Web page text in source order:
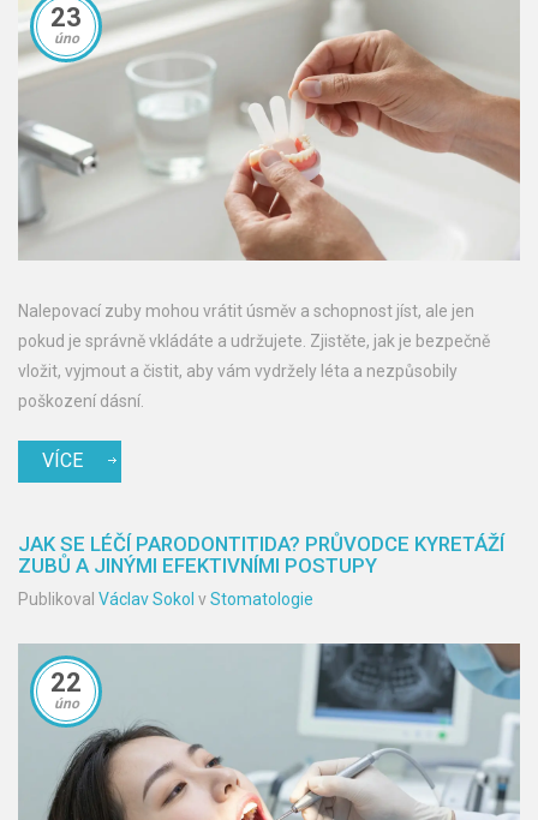
23
úno
Nalepovací zuby mohou vrátit úsměv a schopnost jíst, ale jen
pokud je správně vkládáte a udržujete. Zjistěte, jak je bezpečně
vložit, vyjmout a čistit, aby vám vydržely léta a nezpůsobily
poškození dásní.
VÍCE
JAK SE LÉČÍ PARODONTITIDA? PRŮVODCE KYRETÁŽÍ
ZUBŮ A JINÝMI EFEKTIVNÍMI POSTUPY
Publikoval Václav Sokol vStomatologie
22
úno